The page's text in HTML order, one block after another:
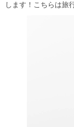
します！こちらは旅